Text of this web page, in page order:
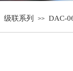
级联系列 >> DAC-